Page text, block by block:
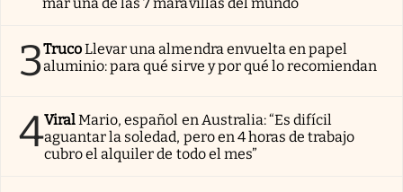
3TrucoLlevar una almendra envuelta en papel
aluminio: para qué sirve y por qué lo recomiendan
4ViralMario, español en Australia: “Es difícil
aguantar la soledad, pero en 4 horas de trabajo
cubro el alquiler de todo el mes”